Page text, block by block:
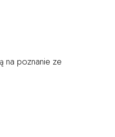
na poznanie ze